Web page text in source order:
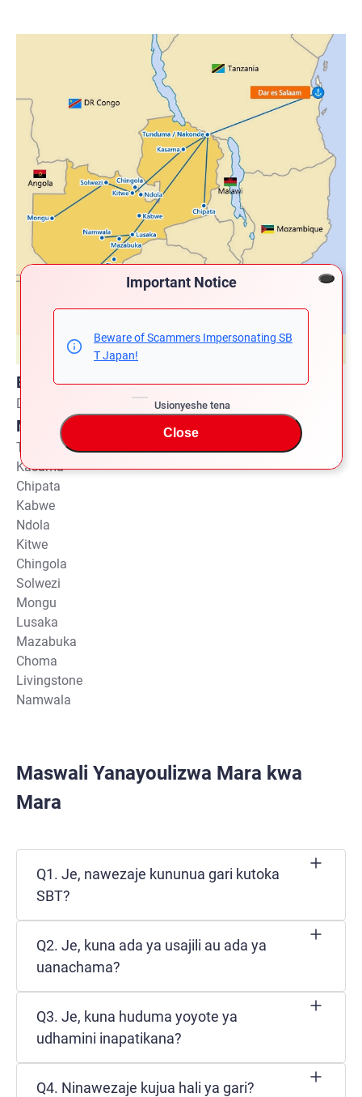
Important Notice
Beware of Scammers Impersonating SB
T Japan!
Usionyeshe tena
Close
Bandari ya Kupakua
Dar es Salaam
Miji ya Kuwasilisha kupitia Dar es Salaam
Tunduma / Nakonde
Kasama
Chipata
Kabwe
Ndola
Kitwe
Chingola
Solwezi
Mongu
Lusaka
Mazabuka
Choma
Livingstone
Namwala
Maswali Yanayoulizwa Mara kwa
Mara
Q1. Je, nawezaje kununua gari kutoka
SBT?
Q2. Je, kuna ada ya usajili au ada ya
uanachama?
Q3. Je, kuna huduma yoyote ya
udhamini inapatikana?
Q4. Ninawezaje kujua hali ya gari?